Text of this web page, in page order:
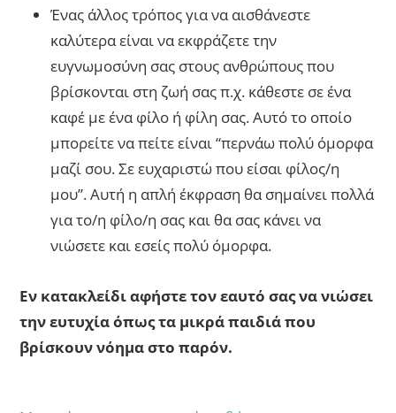
Ένας άλλος τρόπος για να αισθάνεστε
καλύτερα είναι να εκφράζετε την
ευγνωμοσύνη σας στους ανθρώπους που
βρίσκονται στη ζωή σας π.χ. κάθεστε σε ένα
καφέ με ένα φίλο ή φίλη σας. Αυτό το οποίο
μπορείτε να πείτε είναι “περνάω πολύ όμορφα
μαζί σου. Σε ευχαριστώ που είσαι φίλος/η
μου”. Αυτή η απλή έκφραση θα σημαίνει πολλά
για το/η φίλο/η σας και θα σας κάνει να
νιώσετε και εσείς πολύ όμορφα.
Εν κατακλείδι αφήστε τον εαυτό σας να νιώσει
την ευτυχία όπως τα μικρά παιδιά που
βρίσκουν νόημα στο παρόν.